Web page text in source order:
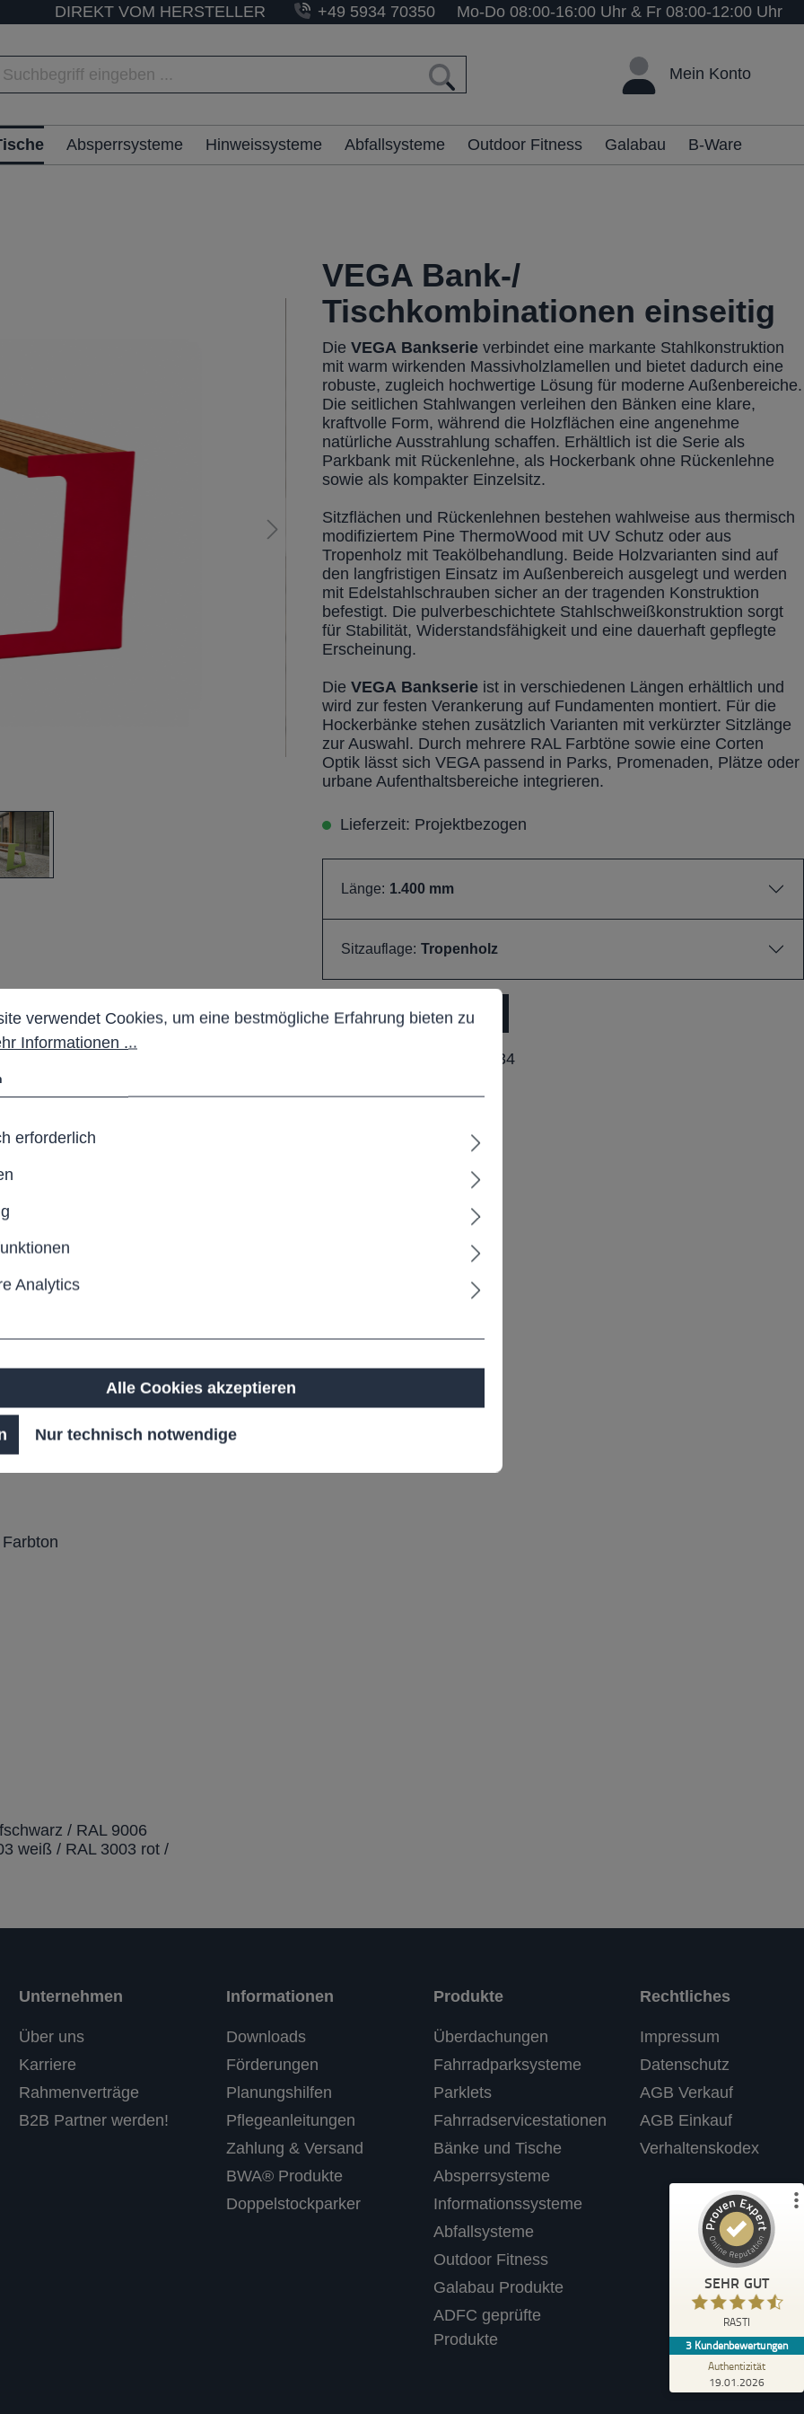
DIREKT VOM HERSTELLER +49 5934 70350 Mo-Do 08:00-16:00 Uhr & Fr 08:00-12:00 Uhr
Mein Konto
Absperrsysteme Hinweissysteme Abfallsysteme Outdoor Fitness Galabau B-Ware
VEGA Bank-/
Tischkombinationen einseitig
DieVEGA Bankserie verbindet eine markante Stahlkonstruktion
mit warm wirkenden Massivholzlamellen und bietet dadurch eine
robuste, zugleich hochwertige Lösung für moderne Außenbereiche.
Die seitlichen Stahlwangen verleihen den Bänken eine klare,
kraftvolle Form, während die Holzflächen eine angenehme
natürliche Ausstrahlung schaffen. Erhältlich ist die Serie als
Parkbank mit Rückenlehne, als Hockerbank ohne Rückenlehne
sowie als kompakter Einzelsitz.
Sitzflächen und Rückenlehnen bestehen wahlweise aus thermisch
modifiziertem Pine ThermoWood mit UV Schutz oder aus
Tropenholz mit Teakölbehandlung. Beide Holzvarianten sind auf
den langfristigen Einsatz im Außenbereich ausgelegt und werden
mit Edelstahlschrauben sicher an der tragenden Konstruktion
befestigt. Die pulverbeschichtete Stahlschweißkonstruktion sorgt
für Stabilität, Widerstandsfähigkeit und eine dauerhaft gepflegte
Erscheinung.
DieVEGA Bankserie ist in verschiedenen Längen erhältlich und
wird zur festen Verankerung auf Fundamenten montiert. Für die
Hockerbänke stehen zusätzlich Varianten mit verkürzter Sitzlänge
zur Auswahl. Durch mehrere RAL Farbtöne sowie eine Corten
Optik lässt sich VEGA passend in Parks, Promenaden, Plätze oder
urbane Aufenthaltsbereiche integrieren.
Lieferzeit: Projektbezogen
Länge: 1.400 mm
Sitzauflage: Tropenholz
Produkt Anfrage
M25034
mit hochwertiger
mit klarer
/ RAL 9006
weiß / RAL 3003 rot /
Unternehmen
Über uns
Karriere
Rahmenverträge
B2B Partner werden!
Informationen
Downloads
Förderungen
Planungshilfen
Pflegeanleitungen
Zahlung & Versand
BWA® Produkte
Doppelstockparker
Produkte
Überdachungen
Fahrradparksysteme
Parklets
Fahrradservicestationen
Bänke und Tische
Absperrsysteme
Informationssysteme
Abfallsysteme
Outdoor Fitness
Galabau Produkte
ADFC geprüfte
Produkte
Rechtliches
Impressum
Datenschutz
AGB Verkauf
AGB Einkauf
Verhaltenskodex
verwendet Cookies, um eine bestmögliche Erfahrung bieten zu können.
verwendet Cookies, um eine bestmögliche Erfahrung bieten zu
Informationen ...
erforderlich
Analytics
Alle Cookies akzeptieren
Nur technisch notwendige
SEHR GUT
RASTI
3 Kundenbewertungen
Authentizität
19.01.2026
RASTI
100
%
Empfehlungen auf
ProvenExpert.com
Bewertungen auf ProvenExpert.com
Erfahren Sie mehr über dieses Bewertungssiegel
Anonym
Supermarkt einen Fahrradständer mit
Werbetafel gekauft.